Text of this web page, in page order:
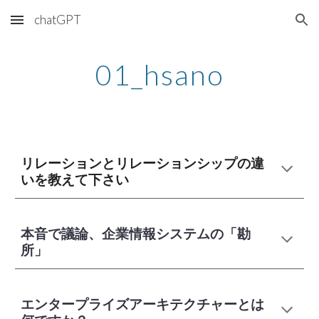
Skip to main content Skip to navigation
chatGPT
01_hsano
リレーションとリレーションシップの違
いを教えて下さい
本音で議論、企業情報システムの「勘
所」
エンタープライズアーキテクチャーとは